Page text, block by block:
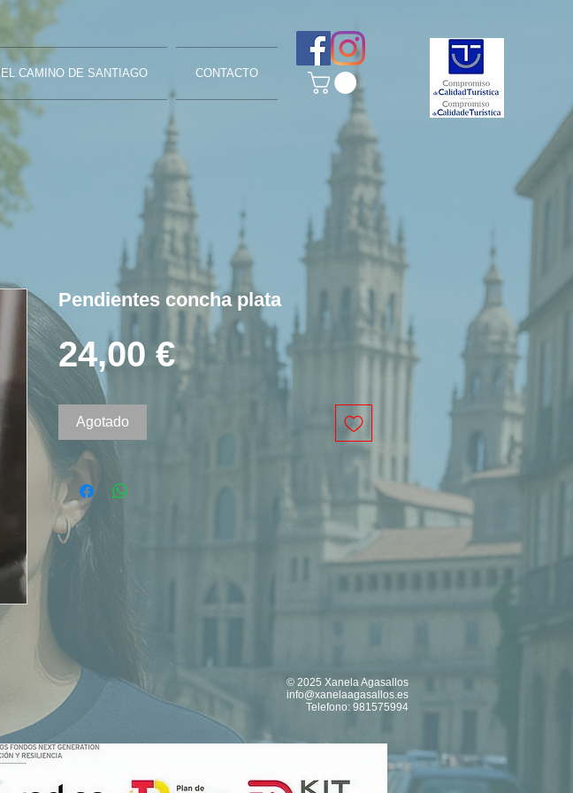
EL CAMINO DE SANTIAGO CONTACTO
Pendientes concha plata
24,00 €Precio
Agotado
© 2025 Xanela Agasallos
info@xanelaagasallos.es
Telefono: 981575994